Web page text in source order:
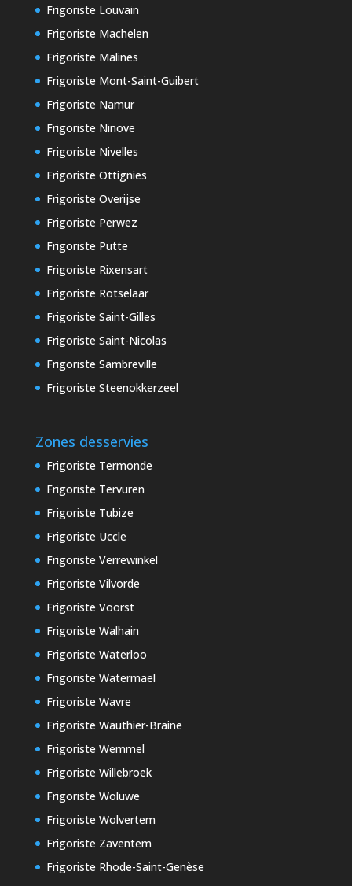
Frigoriste Louvain
Frigoriste Machelen
Frigoriste Malines
Frigoriste Mont-Saint-Guibert
Frigoriste Namur
Frigoriste Ninove
Frigoriste Nivelles
Frigoriste Ottignies
Frigoriste Overijse
Frigoriste Perwez
Frigoriste Putte
Frigoriste Rixensart
Frigoriste Rotselaar
Frigoriste Saint-Gilles
Frigoriste Saint-Nicolas
Frigoriste Sambreville
Frigoriste Steenokkerzeel
Zones desservies
Frigoriste Termonde
Frigoriste Tervuren
Frigoriste Tubize
Frigoriste Uccle
Frigoriste Verrewinkel
Frigoriste Vilvorde
Frigoriste Voorst
Frigoriste Walhain
Frigoriste Waterloo
Frigoriste Watermael
Frigoriste Wavre
Frigoriste Wauthier-Braine
Frigoriste Wemmel
Frigoriste Willebroek
Frigoriste Woluwe
Frigoriste Wolvertem
Frigoriste Zaventem
Frigoriste Rhode-Saint-Genèse